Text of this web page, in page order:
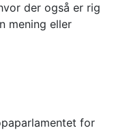
der også er rig
mening eller
for